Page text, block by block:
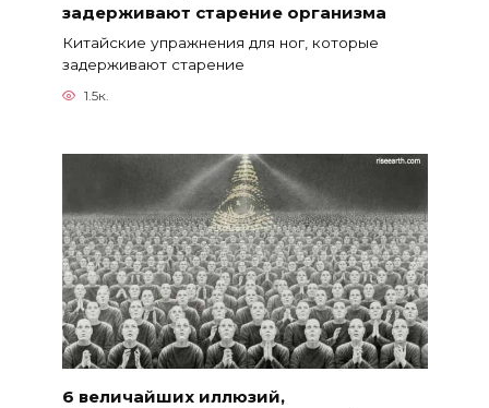
задерживают старение организма
Китайские упражнения для ног, которые
задерживают старение
1.5к.
6 величайших иллюзий,